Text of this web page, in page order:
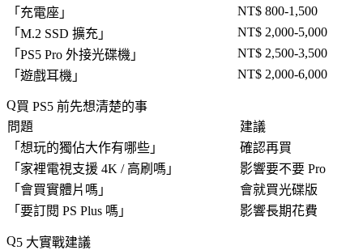
「 充電座 」
NT$ 800-1,500
「 M.2 SSD 擴充 」
NT$ 2,000-5,000
「 PS5 Pro 外接光碟機 」
NT$ 2,500-3,500
「 遊戲耳機 」 NT$ 2,000-6,000
買 PS5 前先想清楚的事
問題
建議
「 想玩的獨佔大作有哪些 」
確認再買
「 家裡電視支援 4K / 高刷嗎 」
影響要不要 Pro
「 會買實體片嗎 」
會就買光碟版
「 要訂閱 PS Plus 嗎 」 影響長期花費
5 大實戰建議